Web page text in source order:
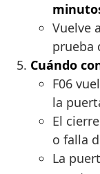
Vuelve
prueba
Cuándo
F06
la
El
o falla
La